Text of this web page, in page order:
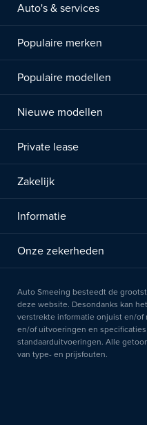
Auto's & services
Populaire merken
Populaire modellen
Nieuwe modellen
Private lease
Zakelijk
Informatie
Onze zekerheden
Auto Smeeing besteedt de
deze website. Desondanks kan
verstrekte informatie onjuist en/
en/of uitvoeringen en
standaarduitvoeringen. Alle
van type- en prijsfouten.